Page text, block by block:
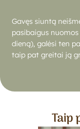
Gavęs siuntą
pasibaigus
dieną), galėsi ten
taip pat greitai ją
Taip